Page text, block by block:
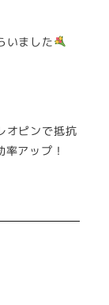
いました
オピンで抵抗
アップ！